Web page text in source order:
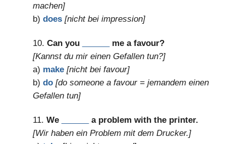
machen]
b) does [nicht bei impression]
10. Can you
me a favour?
[Kannst du mir einen Gefallen tun?]
a) make [nicht bei favour]
b) do [do someone a favour = jemandem einen
Gefallen tun]
11. We
a problem with the printer.
[Wir haben ein Problem mit dem Drucker.]